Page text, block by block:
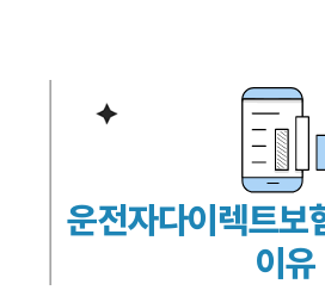
운전자다이렉트보
이유